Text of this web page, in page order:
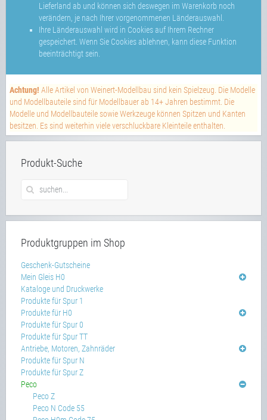
Lieferland ab und können sich deswegen im Warenkorb noch
verändern, je nach Ihrer vorgenommenen Länderauswahl.
Ihre Länderauswahl wird in Cookies auf Ihrem Rechner
gespeichert. Wenn Sie Cookies ablehnen, kann diese Funktion
beeinträchtigt sein.
Achtung! Alle Artikel von Weinert-Modellbau sind kein Spielzeug. Die Modelle
und Modellbauteile sind für Modellbauer ab 14+ Jahren bestimmt. Die
Modelle und Modellbauteile sowie Werkzeuge können Spitzen und Kanten
besitzen. Es sind weiterhin viele verschluckbare Kleinteile enthalten.
Produkt-Suche
Produktgruppen im Shop
Geschenk-Gutscheine
Mein Gleis H0
Kataloge und Druckwerke
Produkte für Spur 1
Produkte für H0
Produkte für Spur 0
Produkte für Spur TT
Antriebe, Motoren, Zahnräder
Produkte für Spur N
Produkte für Spur Z
Peco
Peco Z
Peco N Code 55